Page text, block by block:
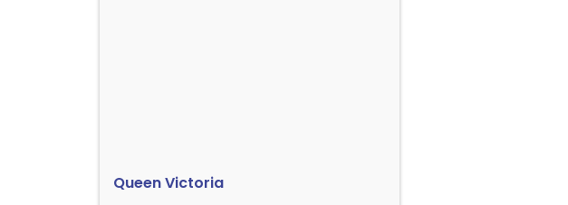
Queen Victoria